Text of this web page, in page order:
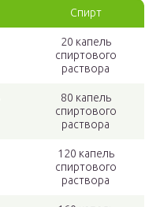
Спирт
20 капель
спиртового
раствора
80 капель
спиртового
раствора
120 капель
спиртового
раствора